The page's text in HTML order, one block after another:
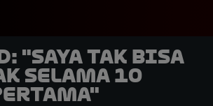
"Saya Tak Bisa
Selama 10